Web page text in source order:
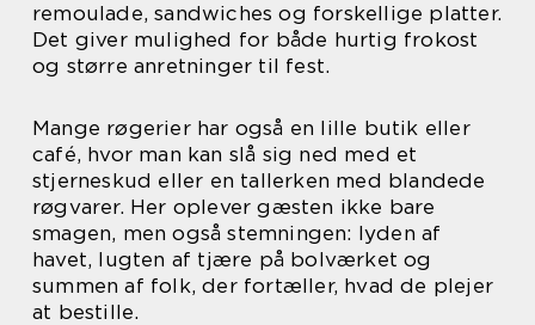
remoulade, sandwiches og forskellige platter.
Det giver mulighed for både hurtig frokost
og større anretninger til fest.
Mange røgerier har også en lille butik eller
café, hvor man kan slå sig ned med et
stjerneskud eller en tallerken med blandede
røgvarer. Her oplever gæsten ikke bare
smagen, men også stemningen: lyden af
havet, lugten af tjære på bolværket og
summen af folk, der fortæller, hvad de plejer
at bestille.